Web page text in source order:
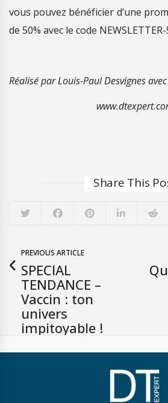
vous pouvez bénéficier d’une
de 50% avec le code NEWSLETTER-
Réalisé par Louis-Paul Desvignes
Share This
PREVIOUS ARTICLE
SPECIAL
TENDANCE –
Vaccin : ton
univers
impitoyable !